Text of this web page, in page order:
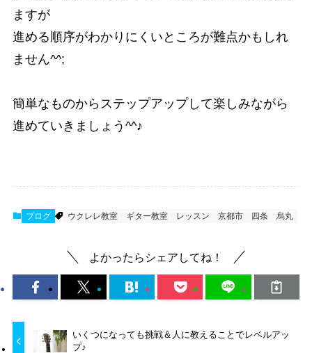
ますが
進める順序がわかりにくいところが難点かもしれ
ません^^;
簡単なものからステップアップして楽しみながら
進めていきましょう^^♪
ブログ ウクレレ教室 ギター教室 レッスン 京都市 四条 烏丸
よかったらシェアしてね！
いくつになっても挑戦＆人に教えることでレベルアッ
プ♪